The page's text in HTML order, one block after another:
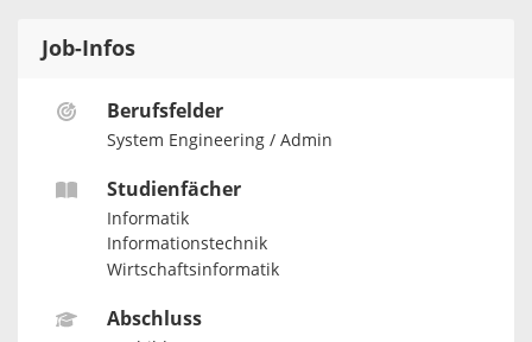
Job-Infos
Berufsfelder
System Engineering / Admin
Studienfächer
Informatik
Informationstechnik
Wirtschaftsinformatik
Abschluss